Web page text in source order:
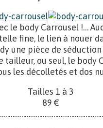
le body Carrousel !…
fine, le lien à nouer
une pièce de
tailleur, ou seul, le
les décolletés et dos
Tailles 1 à 3
89 €